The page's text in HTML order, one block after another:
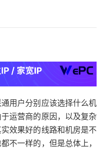
用户分别应该选择什么机
运营商的原因，以及复杂
效果好的线路和机房是不
不一样的，但是总体上，